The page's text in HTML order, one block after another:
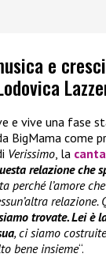
e
e vive una fase
BigMama come
Verissimo, la
relazione che
perché l’amore
relazione.
trovate. Lei è
, ci siamo
bene insieme“.